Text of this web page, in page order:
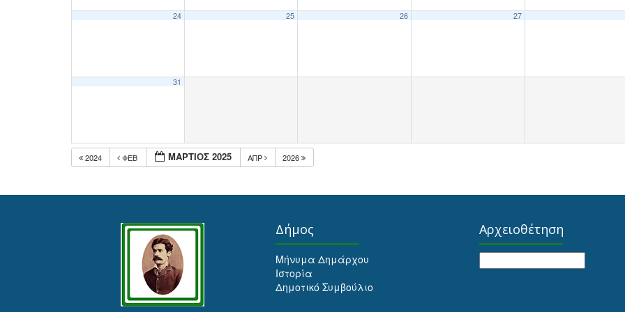
24 25 26 27
31
2024 ΦΕΒ ΜΆΡΤΙΟΣ 2025 ΑΠΡ 2026
Δήμος
Μήνυμα Δημάρχου
Ιστορία
Δημοτικό Συμβούλιο
Αρχειοθέτηση